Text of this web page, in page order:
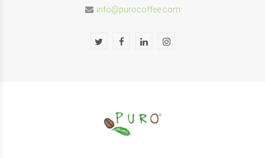
info@purocoffee.com